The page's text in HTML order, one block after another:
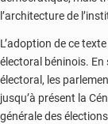
l’architecture de
L’adoption de ce
électoral béninois.
électoral, les
jusqu’à présent la
générale des